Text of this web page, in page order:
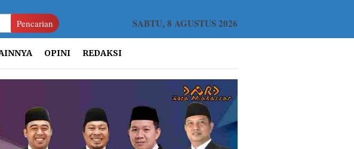
Pencarian SABTU, 8 AGUSTUS 2026
OPINI REDAKSI